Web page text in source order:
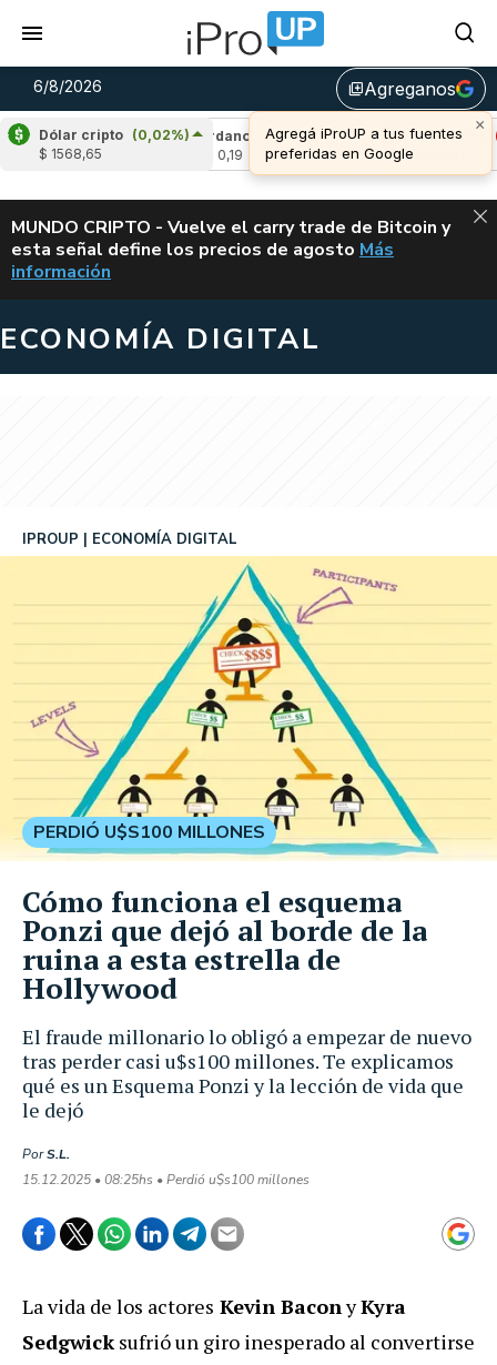
6/8/2026 library_addAgreganos
×
Agregá iProUP a tus fuentes
preferidas en Google
Dólar cripto (0,02%)
$ 1568,65
Cardano (-1,80%)
Avalanche
(-
u$s 6,41
ALERTA
MUNDO CRIPTO - Vuelve el carry trade de Bitcoin y
esta señal define los precios de agosto VUELVE EL
Más
información
ECONOMÍA DIGITAL
El fraude millonario lo obligó a empezar de nuevo
tras perder casi u$s100 millones. Te explicamos
qué es un Esquema Ponzi y la lección de vida que
le dejó
IPROUP ECONOMÍA DIGITAL
PorS.L.
15.12.2025 • 08:25hs • Perdió u$s100 millones
PERDIÓ U$S100 MILLONES
Cómo funciona el esquema
Ponzi que dejó al borde de la
ruina a esta estrella de
Hollywood
La vida de los actores Kevin BaconyKyra
Sedgwick sufrió un giro inesperado al convertirse